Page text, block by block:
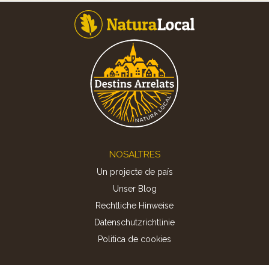
NOSALTRES
Un projecte de país
Unser Blog
Rechtliche Hinweise
Datenschutzrichtlinie
Politica de cookies